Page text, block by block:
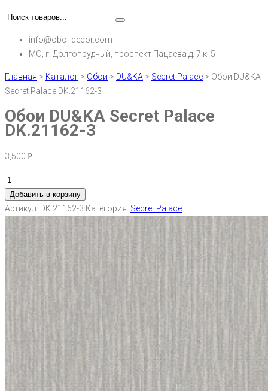
info@oboi-decor.com
МО, г. Долгопрудный, проспект Пацаева д. 7 к. 5
Главная > Каталог > Обои > DU&KA > Secret Palace > Обои DU&KA
Secret Palace DK.21162-3
Обои DU&KA Secret Palace
DK.21162-3
3,500 Р
Добавить в корзину
Артикул: DK.21162-3 Категория: Secret Palace